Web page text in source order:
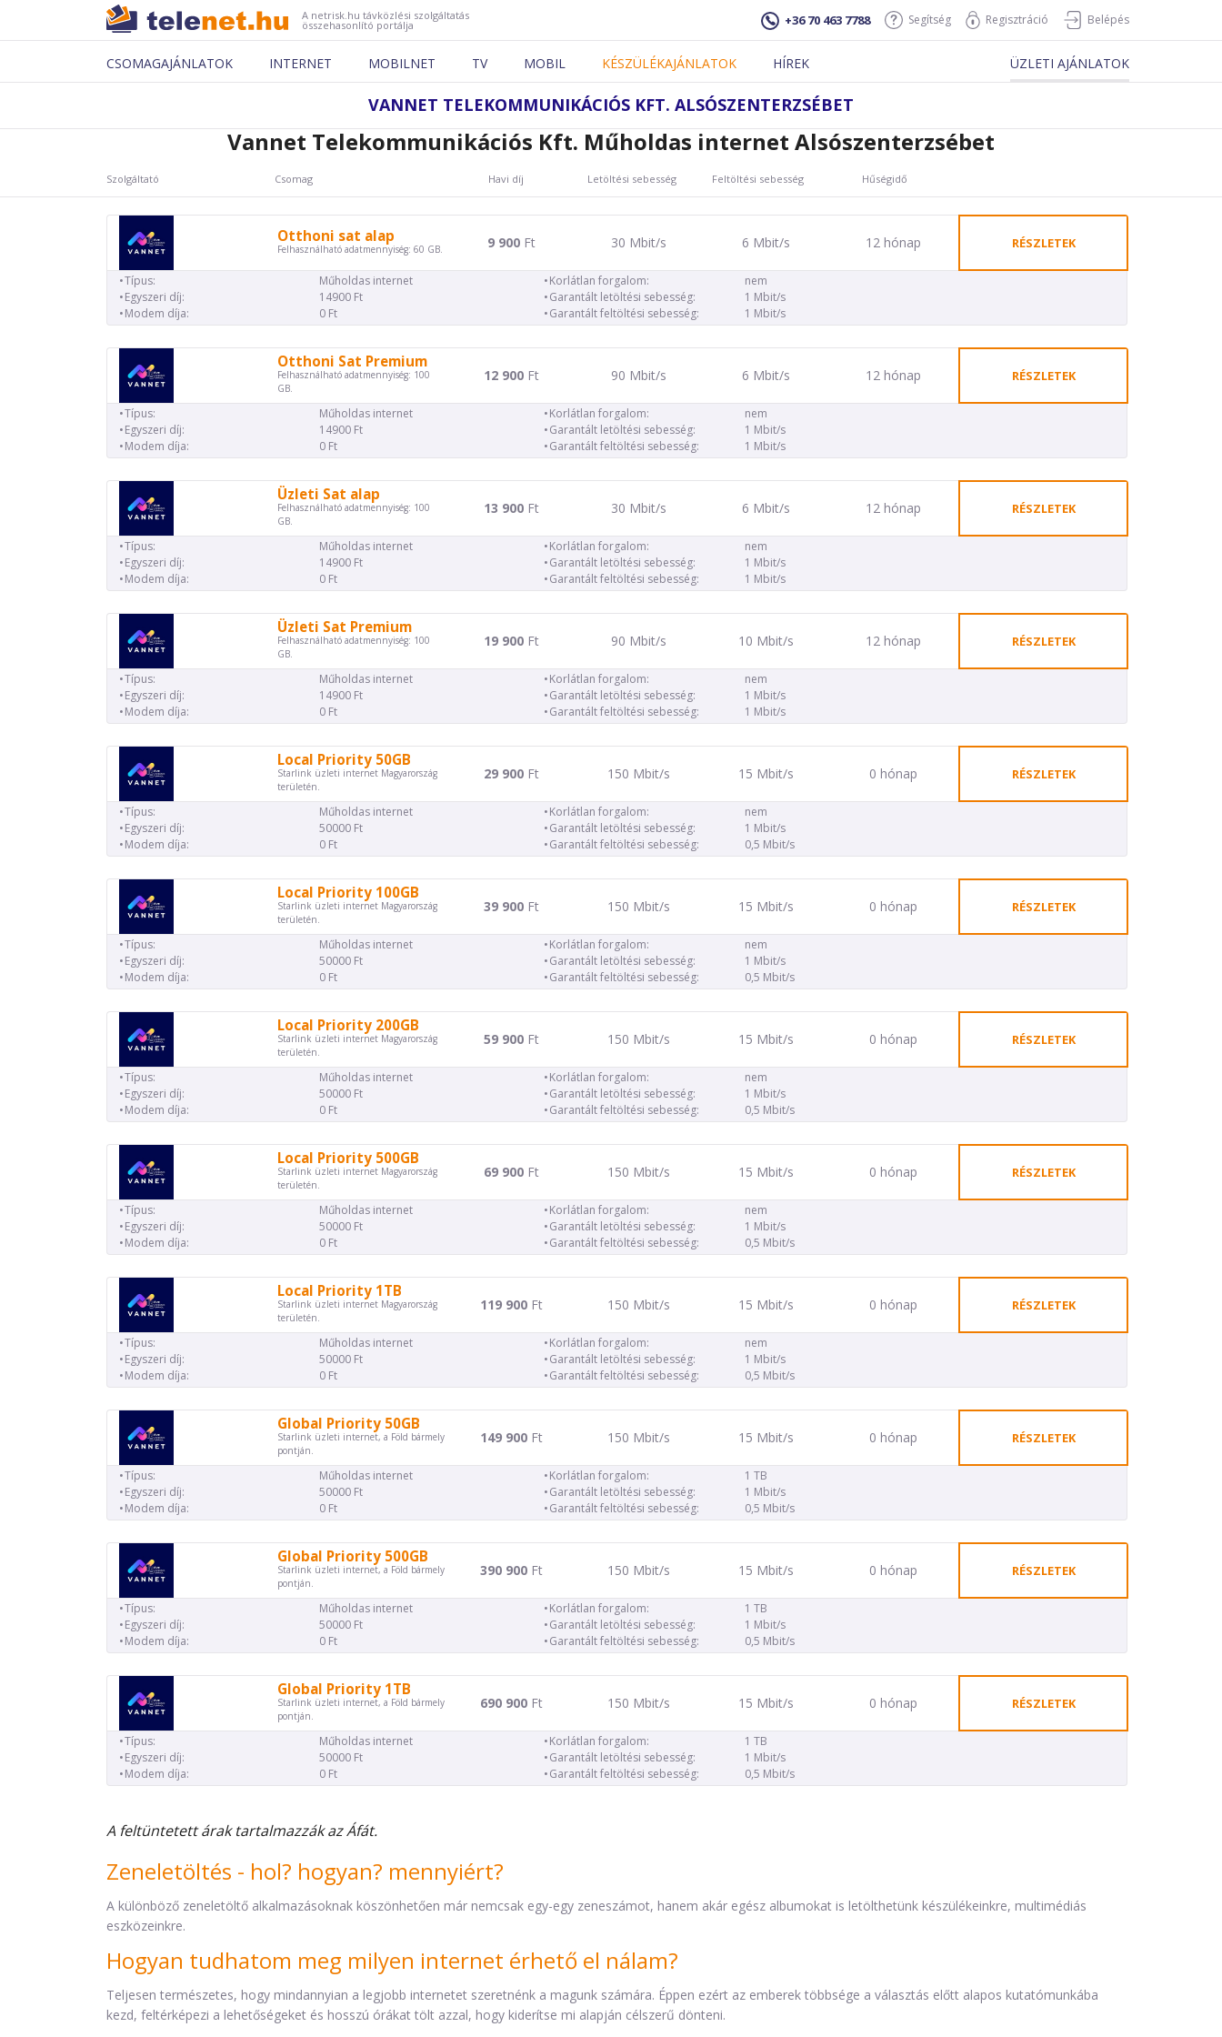
A netrisk.hu távközlési szolgáltatás
összehasonlító portálja +36 70 463 7788 Segítség Regisztráció Belépés
CSOMAGAJÁNLATOK INTERNET MOBILNET TV MOBIL KÉSZÜLÉKAJÁNLATOK HÍREK ÜZLETI AJÁNLATOK
VANNET TELEKOMMUNIKÁCIÓS KFT. ALSÓSZENTERZSÉBET
Vannet Telekommunikációs Kft. Műholdas internet Alsószenterzsébet
Szolgáltató Csomag Havi díj Letöltési sebesség Feltöltési sebesség Hűségidő
Otthoni sat alap
Felhasználható adatmennyiség: 60 GB. 9 900Ft 30 Mbit/s 6 Mbit/s 12 hónap RÉSZLETEK
Típus:
Műholdas internet
Egyszeri díj:
14900 Ft
Modem díja:
0 Ft
Korlátlan forgalom:
nem
Garantált letöltési sebesség:
1 Mbit/s
Garantált feltöltési sebesség:
1 Mbit/s
Otthoni Sat Premium
Felhasználható adatmennyiség: 100
GB.
12 900Ft 90 Mbit/s 6 Mbit/s 12 hónap RÉSZLETEK
Típus:
Műholdas internet
Egyszeri díj:
14900 Ft
Modem díja:
0 Ft
Korlátlan forgalom:
nem
Garantált letöltési sebesség:
1 Mbit/s
Garantált feltöltési sebesség:
1 Mbit/s
Üzleti Sat alap
Felhasználható adatmennyiség: 100
GB.
13 900Ft 30 Mbit/s 6 Mbit/s 12 hónap RÉSZLETEK
Típus:
Műholdas internet
Egyszeri díj:
14900 Ft
Modem díja:
0 Ft
Korlátlan forgalom:
nem
Garantált letöltési sebesség:
1 Mbit/s
Garantált feltöltési sebesség:
1 Mbit/s
Üzleti Sat Premium
Felhasználható adatmennyiség: 100
GB.
19 900Ft 90 Mbit/s 10 Mbit/s 12 hónap RÉSZLETEK
Típus:
Műholdas internet
Egyszeri díj:
14900 Ft
Modem díja:
0 Ft
Korlátlan forgalom:
nem
Garantált letöltési sebesség:
1 Mbit/s
Garantált feltöltési sebesség:
1 Mbit/s
Local Priority 50GB
Starlink üzleti internet Magyarország
területén.
29 900Ft 150 Mbit/s 15 Mbit/s 0 hónap RÉSZLETEK
Típus:
Műholdas internet
Egyszeri díj:
50000 Ft
Modem díja:
0 Ft
Korlátlan forgalom:
nem
Garantált letöltési sebesség:
1 Mbit/s
Garantált feltöltési sebesség:
0,5 Mbit/s
Local Priority 100GB
Starlink üzleti internet Magyarország
területén.
39 900Ft 150 Mbit/s 15 Mbit/s 0 hónap RÉSZLETEK
Típus:
Műholdas internet
Egyszeri díj:
50000 Ft
Modem díja:
0 Ft
Korlátlan forgalom:
nem
Garantált letöltési sebesség:
1 Mbit/s
Garantált feltöltési sebesség:
0,5 Mbit/s
Local Priority 200GB
Starlink üzleti internet Magyarország
területén.
59 900Ft 150 Mbit/s 15 Mbit/s 0 hónap RÉSZLETEK
Típus:
Műholdas internet
Egyszeri díj:
50000 Ft
Modem díja:
0 Ft
Korlátlan forgalom:
nem
Garantált letöltési sebesség:
1 Mbit/s
Garantált feltöltési sebesség:
0,5 Mbit/s
Local Priority 500GB
Starlink üzleti internet Magyarország
területén.
69 900Ft 150 Mbit/s 15 Mbit/s 0 hónap RÉSZLETEK
Típus:
Műholdas internet
Egyszeri díj:
50000 Ft
Modem díja:
0 Ft
Korlátlan forgalom:
nem
Garantált letöltési sebesség:
1 Mbit/s
Garantált feltöltési sebesség:
0,5 Mbit/s
Local Priority 1TB
Starlink üzleti internet Magyarország
területén.
119 900Ft 150 Mbit/s 15 Mbit/s 0 hónap RÉSZLETEK
Típus:
Műholdas internet
Egyszeri díj:
50000 Ft
Modem díja:
0 Ft
Korlátlan forgalom:
nem
Garantált letöltési sebesség:
1 Mbit/s
Garantált feltöltési sebesség:
0,5 Mbit/s
Global Priority 50GB
Starlink üzleti internet, a Föld bármely
pontján.
149 900Ft 150 Mbit/s 15 Mbit/s 0 hónap RÉSZLETEK
Típus:
Műholdas internet
Egyszeri díj:
50000 Ft
Modem díja:
0 Ft
Korlátlan forgalom:
1 TB
Garantált letöltési sebesség:
1 Mbit/s
Garantált feltöltési sebesség:
0,5 Mbit/s
Global Priority 500GB
Starlink üzleti internet, a Föld bármely
pontján.
390 900Ft 150 Mbit/s 15 Mbit/s 0 hónap RÉSZLETEK
Típus:
Műholdas internet
Egyszeri díj:
50000 Ft
Modem díja:
0 Ft
Korlátlan forgalom:
1 TB
Garantált letöltési sebesség:
1 Mbit/s
Garantált feltöltési sebesség:
0,5 Mbit/s
Global Priority 1TB
Starlink üzleti internet, a Föld bármely
pontján.
690 900Ft 150 Mbit/s 15 Mbit/s 0 hónap RÉSZLETEK
Típus:
Műholdas internet
Egyszeri díj:
50000 Ft
Modem díja:
0 Ft
Korlátlan forgalom:
1 TB
Garantált letöltési sebesség:
1 Mbit/s
Garantált feltöltési sebesség:
0,5 Mbit/s
A feltüntetett árak tartalmazzák az Áfát.
Zeneletöltés - hol? hogyan? mennyiért?
A különböző zeneletöltő alkalmazásoknak köszönhetően már nemcsak egy-egy zeneszámot, hanem akár egész albumokat is letölthetünk készülékeinkre, multimédiás
eszközeinkre.
Hogyan tudhatom meg milyen internet érhető el nálam?
Teljesen természetes, hogy mindannyian a legjobb internetet szeretnénk a magunk számára. Éppen ezért az emberek többsége a választás előtt alapos kutatómunkába
kezd, feltérképezi a lehetőségeket és hosszú órákat tölt azzal, hogy kiderítse mi alapján célszerű dönteni.